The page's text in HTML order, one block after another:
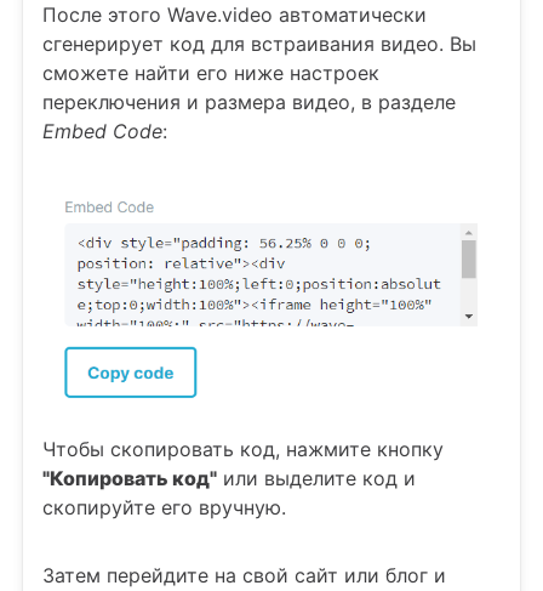
После этого Wave.video автоматически
сгенерирует код для встраивания видео. Вы
сможете найти его ниже настроек
переключения и размера видео, в разделе
Embed Code:
Чтобы скопировать код, нажмите кнопку
"Копировать код" или выделите код и
скопируйте его вручную.
Затем перейдите на свой сайт или блог и